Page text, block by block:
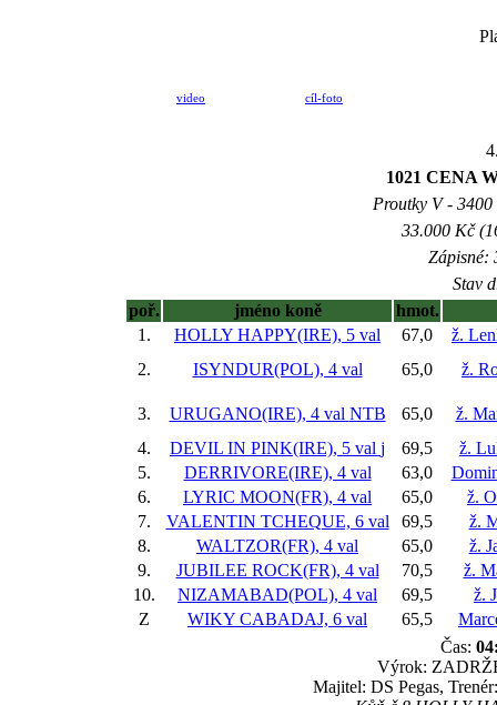
video cíl-foto
1021 CENA
Proutky V -
33.000 Kč
Zápisné:
Stav
poř.
jméno koně
hmot.
1.
HOLLY HAPPY(IRE), 5 val 67,0
ž.
2.
ISYNDUR(POL), 4 val 65,0 ž.
3. URUGANO(IRE), 4 val NTB 65,0
ž.
4.
DEVIL IN PINK(IRE), 5 val j 69,5
ž.
5.
DERRIVORE(IRE), 4 val 63,0
6.
LYRIC MOON(FR), 4 val 65,0
ž.
7.
VALENTIN TCHEQUE, 6 val 69,5
ž.
8.
WALTZOR(FR), 4 val 65,0
ž.
9.
JUBILEE ROCK(FR), 4 val 70,5
ž.
10.
NIZAMABAD(POL), 4 val 69,5
ž.
Z
WIKY CABADAJ, 6 val 65,5
Čas:
Výrok:
Majitel: DS Pegas,